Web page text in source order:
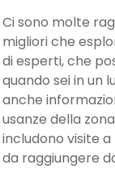
Ci sono molte
migliori che
di esperti, che
quando sei in un
anche
usanze della
includono visite
da raggiungere